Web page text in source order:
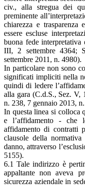
civ., alla stregua dei
preminente
chiarezza e trasparenza
essere escluse
buona fede
III, 2 settembre 4364;
settembre 2011, n. 4980).
In particolare non sono
significati impliciti nella
quindi di ledere
alla gara (C.d.S., Sez. V,
n. 238, 7 gennaio 2013,
In questa linea si colloca
e l’affidamento - che
affidamento di contratti
clausole della
danno, attraverso
5155).
6.1 Tale indirizzo è
appaltante non aveva
sicurezza aziendale in